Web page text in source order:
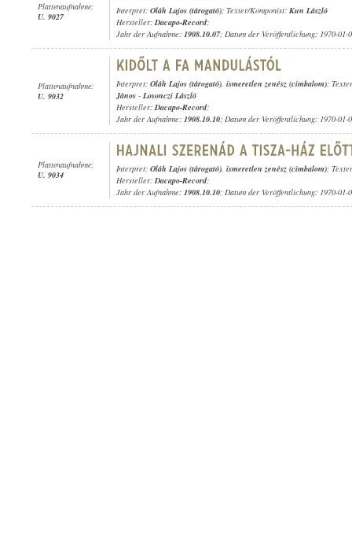
Plattenaufnahme:
U. 9027
Interpret: Oláh Lajos (tárogató); Texter/Komponist: Kun László
Hersteller:Dacapo-Record;
Jahr der Aufnahme: 1908.10.07; Datum der Veröffentlichung: 1970-01-
Plattenaufnahme:
U. 9032
Interpret: Oláh Lajos (tárogató), ismeretlen zenész (cimbalom);
János - Losonczi László
Hersteller:Dacapo-Record;
Jahr der Aufnahme: 1908.10.10; Datum der Veröffentlichung: 1970-01-
Plattenaufnahme:
U. 9034
Interpret: Oláh Lajos (tárogató), ismeretlen zenész (cimbalom);
Hersteller:Dacapo-Record;
Jahr der Aufnahme: 1908.10.10; Datum der Veröffentlichung: 1970-01-